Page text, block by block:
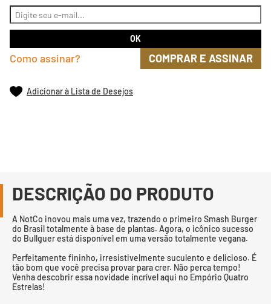
Como assinar? COMPRAR E ASSINAR
Adicionar à Lista de Desejos
DESCRIÇÃO DO PRODUTO
A NotCo inovou mais uma vez, trazendo o primeiro Smash Burger
do Brasil totalmente à base de plantas. Agora, o icônico sucesso
do Bullguer está disponível em uma versão totalmente vegana.
Perfeitamente fininho, irresistivelmente suculento e delicioso. É
tão bom que você precisa provar para crer. Não perca tempo!
Venha descobrir essa novidade incrível aqui no Empório Quatro
Estrelas!